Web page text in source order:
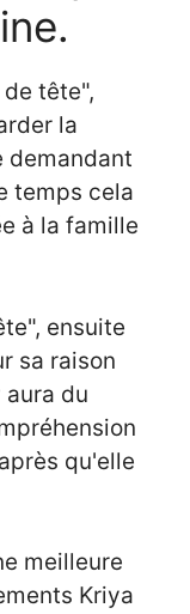
tête",
la
demandant
temps cela
à la famille
ensuite
sa raison
du
qu'elle
meilleure
Kriya